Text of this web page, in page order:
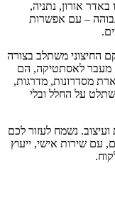
אורון, נתניה,
גבוהה – עם אפשרות
החיצוני משתלב בצורה
מעבר לאסתטיקה, הם
מסדרונות, מדרגות,
על החלל ובלי
נשמח לעזור לכם
עם שירות אישי, ייעוץ